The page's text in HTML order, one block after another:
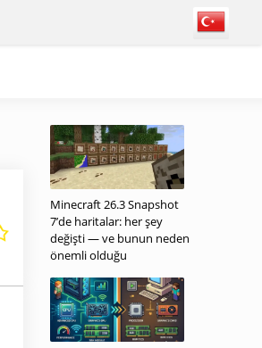
Minecraft 26.3 Snapshot
7’de haritalar: her şey
değişti — ve bunun neden
önemli olduğu